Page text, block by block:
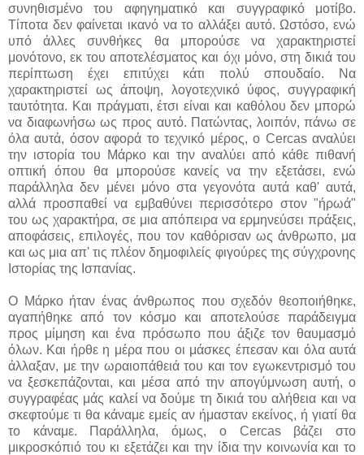
συνηθισμένο του αφηγηματικό και συγγραφικό μοτίβο.
Τίποτα δεν φαίνεται ικανό να το αλλάξει αυτό. Ωστόσο, ενώ
υπό άλλες συνθήκες θα μπορούσε να χαρακτηριστεί
μονότονο, εκ του αποτελέσματος και όχι μόνο, στη δικιά του
περίπτωση έχει επιτύχει κάτι πολύ σπουδαίο. Να
χαρακτηριστεί ως άποψη, λογοτεχνικό ύφος, συγγραφική
ταυτότητα. Και πράγματι, έτσι είναι και καθόλου δεν μπορώ
να διαφωνήσω ως προς αυτό. Πατώντας, λοιπόν, πάνω σε
όλα αυτά, όσον αφορά το τεχνικό μέρος, ο Cercas αναλύει
την ιστορία του Μάρκο και την αναλύει από κάθε πιθανή
οπτική όπου θα μπορούσε κανείς να την εξετάσει, ενώ
παράλληλα δεν μένει μόνο στα γεγονότα αυτά καθ' αυτά,
αλλά προσπαθεί να εμβαθύνει περισσότερο στον "ήρωά"
του ως χαρακτήρα, σε μια απόπειρα να ερμηνεύσει πράξεις,
αποφάσεις, επιλογές, που τον καθόρισαν ως άνθρωπο, μα
και ως μια απ' τις πλέον δημοφιλείς φιγούρες της σύγχρονης
Ιστορίας της Ισπανίας.
Ο Μάρκο ήταν ένας άνθρωπος που σχεδόν θεοποιήθηκε,
αγαπήθηκε από τον κόσμο και αποτελούσε παράδειγμα
προς μίμηση και ένα πρόσωπο που άξιζε τον θαυμασμό
όλων. Και ήρθε η μέρα που οι μάσκες έπεσαν και όλα αυτά
άλλαξαν, με την ωραιοπάθειά του και τον εγωκεντρισμό του
να ξεσκεπάζονται, και μέσα από την απογύμνωση αυτή, ο
συγγραφέας μάς καλεί να δούμε τη δικιά του αλήθεια και να
σκεφτούμε τι θα κάναμε εμείς αν ήμασταν εκείνος, ή γιατί θα
το κάναμε. Παράλληλα, όμως, ο Cercas βάζει στο
μικροσκόπιό του κι εξετάζει και την ίδια την κοινωνία και το